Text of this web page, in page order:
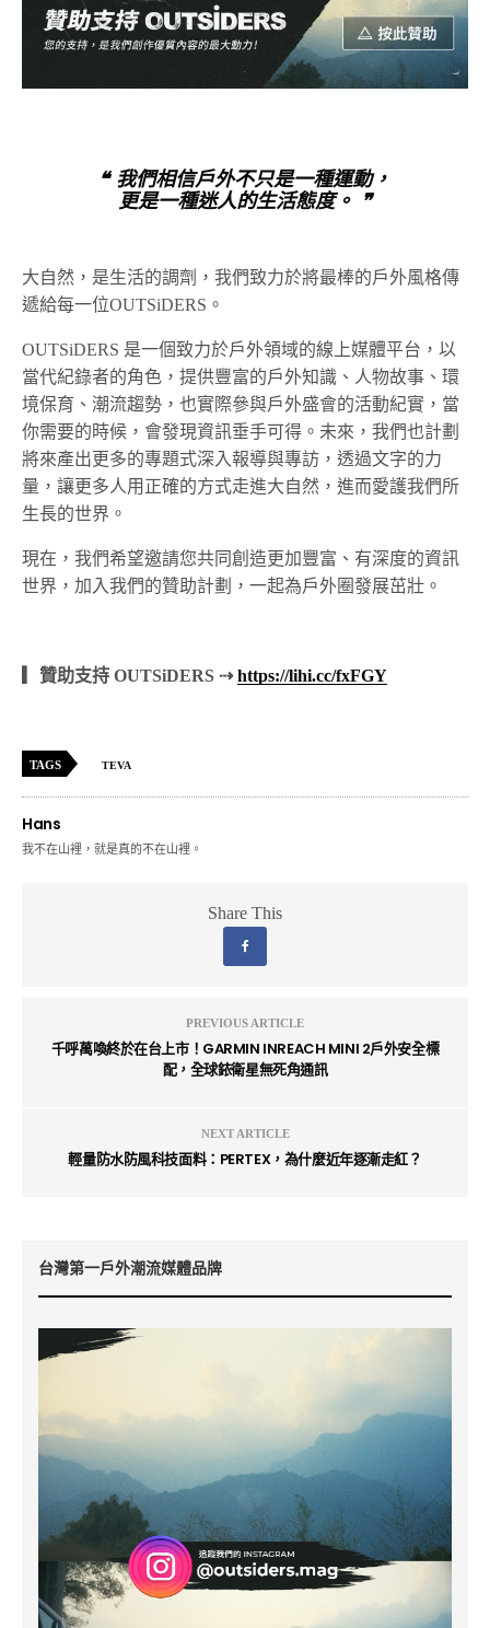
❝ 我們相信戶外不只是一種運動，
更是一種迷人的生活態度。 ❞
大自然，是生活的調劑，我們致力於將最棒的戶外風格傳
遞給每一位OUTSiDERS。
OUTSiDERS 是一個致力於戶外領域的線上媒體平台，以
當代紀錄者的角色，提供豐富的戶外知識、人物故事、環
境保育、潮流趨勢，也實際參與戶外盛會的活動紀實，當
你需要的時候，會發現資訊垂手可得。未來，我們也計劃
將來產出更多的專題式深入報導與專訪，透過文字的力
量，讓更多人用正確的方式走進大自然，進而愛護我們所
生長的世界。
現在，我們希望邀請您共同創造更加豐富、有深度的資訊
世界，加入我們的贊助計劃，一起為戶外圈發展茁壯。
▎贊助支持 OUTSiDERS ⇢https://lihi.cc/fxFGY
TAGS TEVA
Hans
我不在山裡，就是真的不在山裡。
Share This
PREVIOUS ARTICLE
千呼萬喚終於在台上市！GARMIN INREACH MINI 2戶外安全標
配，全球銥衛星無死角通訊
NEXT ARTICLE
輕量防水防風科技面料：PERTEX，為什麼近年逐漸走紅？
台灣第一戶外潮流媒體品牌